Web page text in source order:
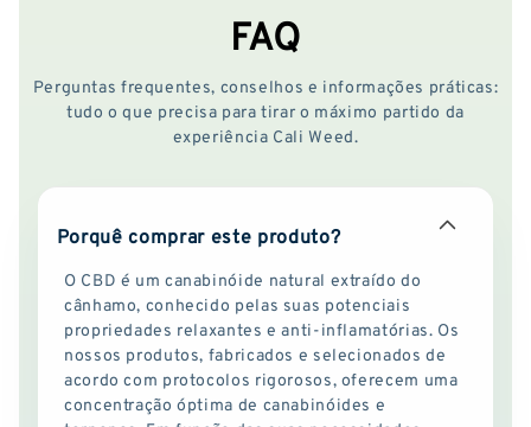
FAQ
Perguntas frequentes, conselhos e informações práticas:
tudo o que precisa para tirar o máximo partido da
experiência Cali Weed.
Porquê comprar este produto?
O CBD é um canabinóide natural extraído do
cânhamo, conhecido pelas suas potenciais
propriedades relaxantes e anti-inflamatórias. Os
nossos produtos, fabricados e selecionados de
acordo com protocolos rigorosos, oferecem uma
concentração óptima de canabinóides e